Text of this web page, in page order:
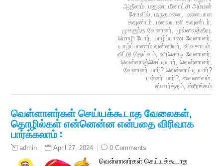
ஆதீனம், மதுரை மீனாட்சி அம்மன்
கோவில், மருதமலை, மலையாள
கவுண்டர், மலையாளி கவுண்டர்,
முசுகுந்த வேளாளர், முல்லைத்தீவு,
மொழி போர், யாழ்ப்பாண வேளாளர்,
யாழ்ப்பாணம் வன்னியர், விவசாயம்,
வீட்டு தெய்வம், வீரகொடி வேளாளர்,
வெள்ளாஞ்செட்டியார், வெள்ளாளர்,
வேளாளர் யார்? வெள்ளாட்டி யார்?
பள்ளர் யார்?, வைணவம்,
ஸ்மார்த்தம், ஸ்ரீரங்கம்
வெள்ளாளர்கள் செய்யக்கூடாத வேலைகள்,
தொழில்கள் என்னென்ன என்பதை விரிவாக
பார்க்கலாம் :
admin April 27, 2024 0 Comments
வெள்ளாளர்கள் செய்யக்கூடாத